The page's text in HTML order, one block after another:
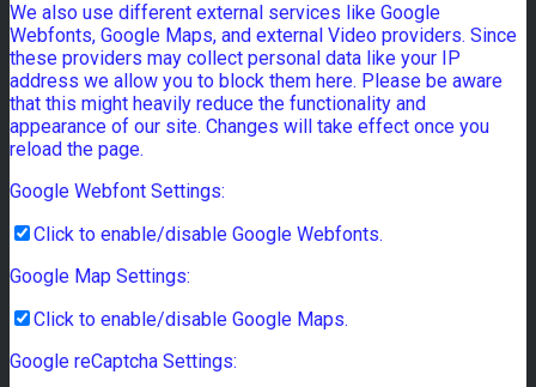
We also use different external services like Google
Webfonts, Google Maps, and external Video providers. Since
these providers may collect personal data like your IP
address we allow you to block them here. Please be aware
that this might heavily reduce the functionality and
appearance of our site. Changes will take effect once you
reload the page.
Google Webfont Settings:
Click to enable/disable Google Webfonts.
Google Map Settings:
Click to enable/disable Google Maps.
Google reCaptcha Settings: